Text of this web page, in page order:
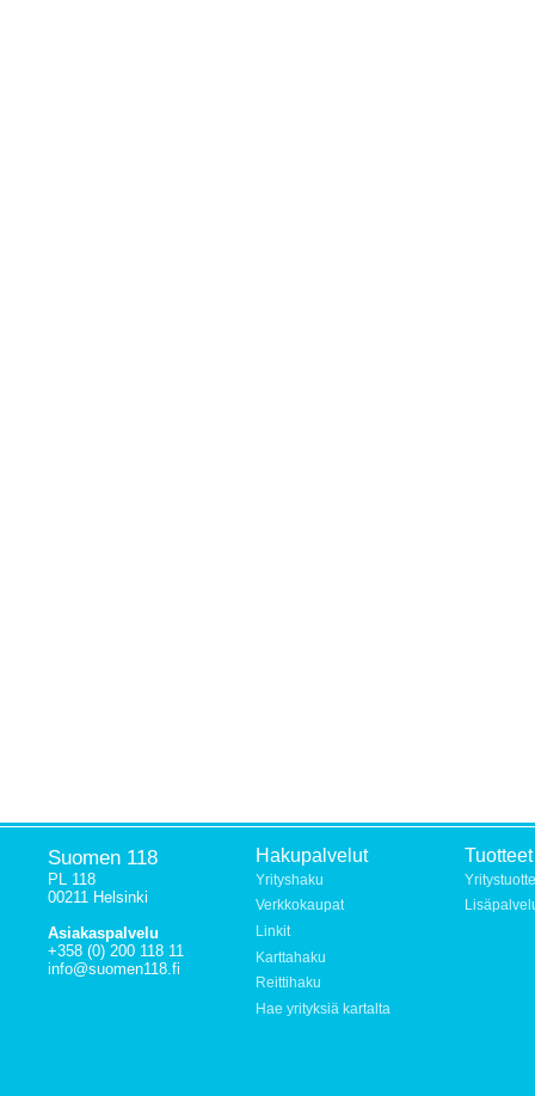
Suomen 118
PL 118
00211 Helsinki
Asiakaspalvelu
+358 (0) 200 118 11
info@suomen118.fi
Hakupalvelut
Yrityshaku
Verkkokaupat
Linkit
Karttahaku
Reittihaku
Hae yrityksiä kartalta